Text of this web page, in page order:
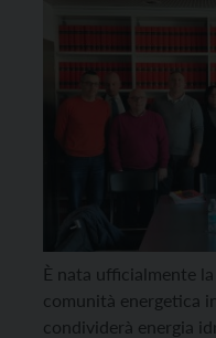
È nata ufficialmente
comunità energetica
condividerà energia